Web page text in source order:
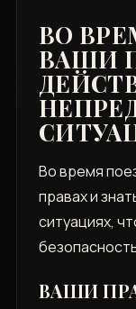
ВО
ВАШИ
Во время
правах и
ситуациях,
ВАШИ